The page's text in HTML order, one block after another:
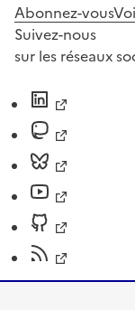
Abonnez-vous
Suivez-nous
sur les réseaux